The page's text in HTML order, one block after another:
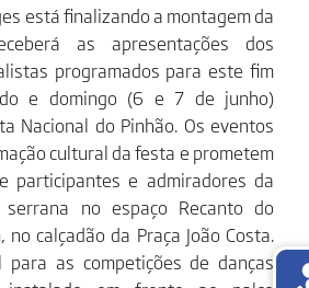
está finalizando a montagem da
as apresentações dos
programados para este fim
e domingo (6 e 7 de junho)
Nacional do Pinhão. Os eventos
cultural da festa e prometem
participantes e admiradores da
no espaço Recanto do
no calçadão da Praça João Costa.
para as competições de danças